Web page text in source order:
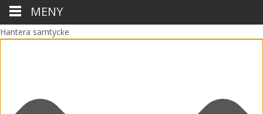
Hantera samtycke
MENY